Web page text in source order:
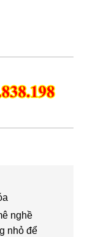
nghề
nhỏ để